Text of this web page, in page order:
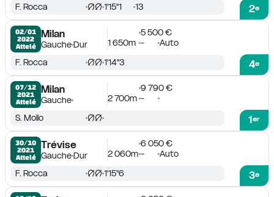
2e
F. Rocca 1'15''1 13
02/01
2022
Attelé
Milan
GaucheDur
5 500 €
1 650m - Auto
4e
F. Rocca 1'14''3
07/12
2021
Attelé
Milan
Gauche
9 790 €
2 700m -
1er
S. Mollo
30/10
2021
Attelé
Trévise
GaucheDur
6 050 €
2 060m - Auto
3e
F. Rocca 1'15''6